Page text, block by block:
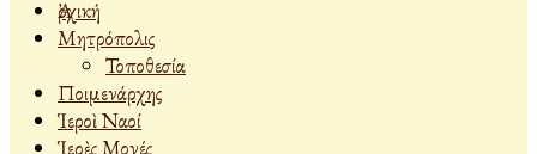
Ἀρχική
Μητρόπολις
Τοποθεσία
Ποιμενάρχης
Ἱεροὶ Ναοί
Ἱερὲς Μονές